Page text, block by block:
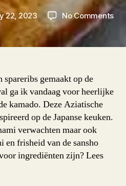
22, 2023 No Commentson
gemaakt op de
ga ik vandaag voor heerlijke
kamado. Deze Aziatische
op de Japanse keuken.
verwachten maar ook
en frisheid van de sansho
ingrediënten zijn? Lees